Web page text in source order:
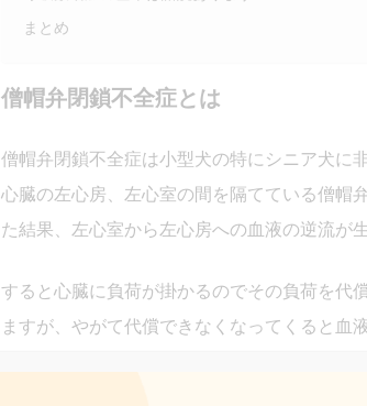
まとめ
僧帽弁閉鎖不全症とは
僧帽弁閉鎖不全症は小型犬の特にシニア犬に
心臓の左心房、左心室の間を隔てている僧帽
た結果、左心室から左心房への血液の逆流が
すると心臓に負荷が掛かるのでその負荷を代
ますが、やがて代償できなくなってくると血